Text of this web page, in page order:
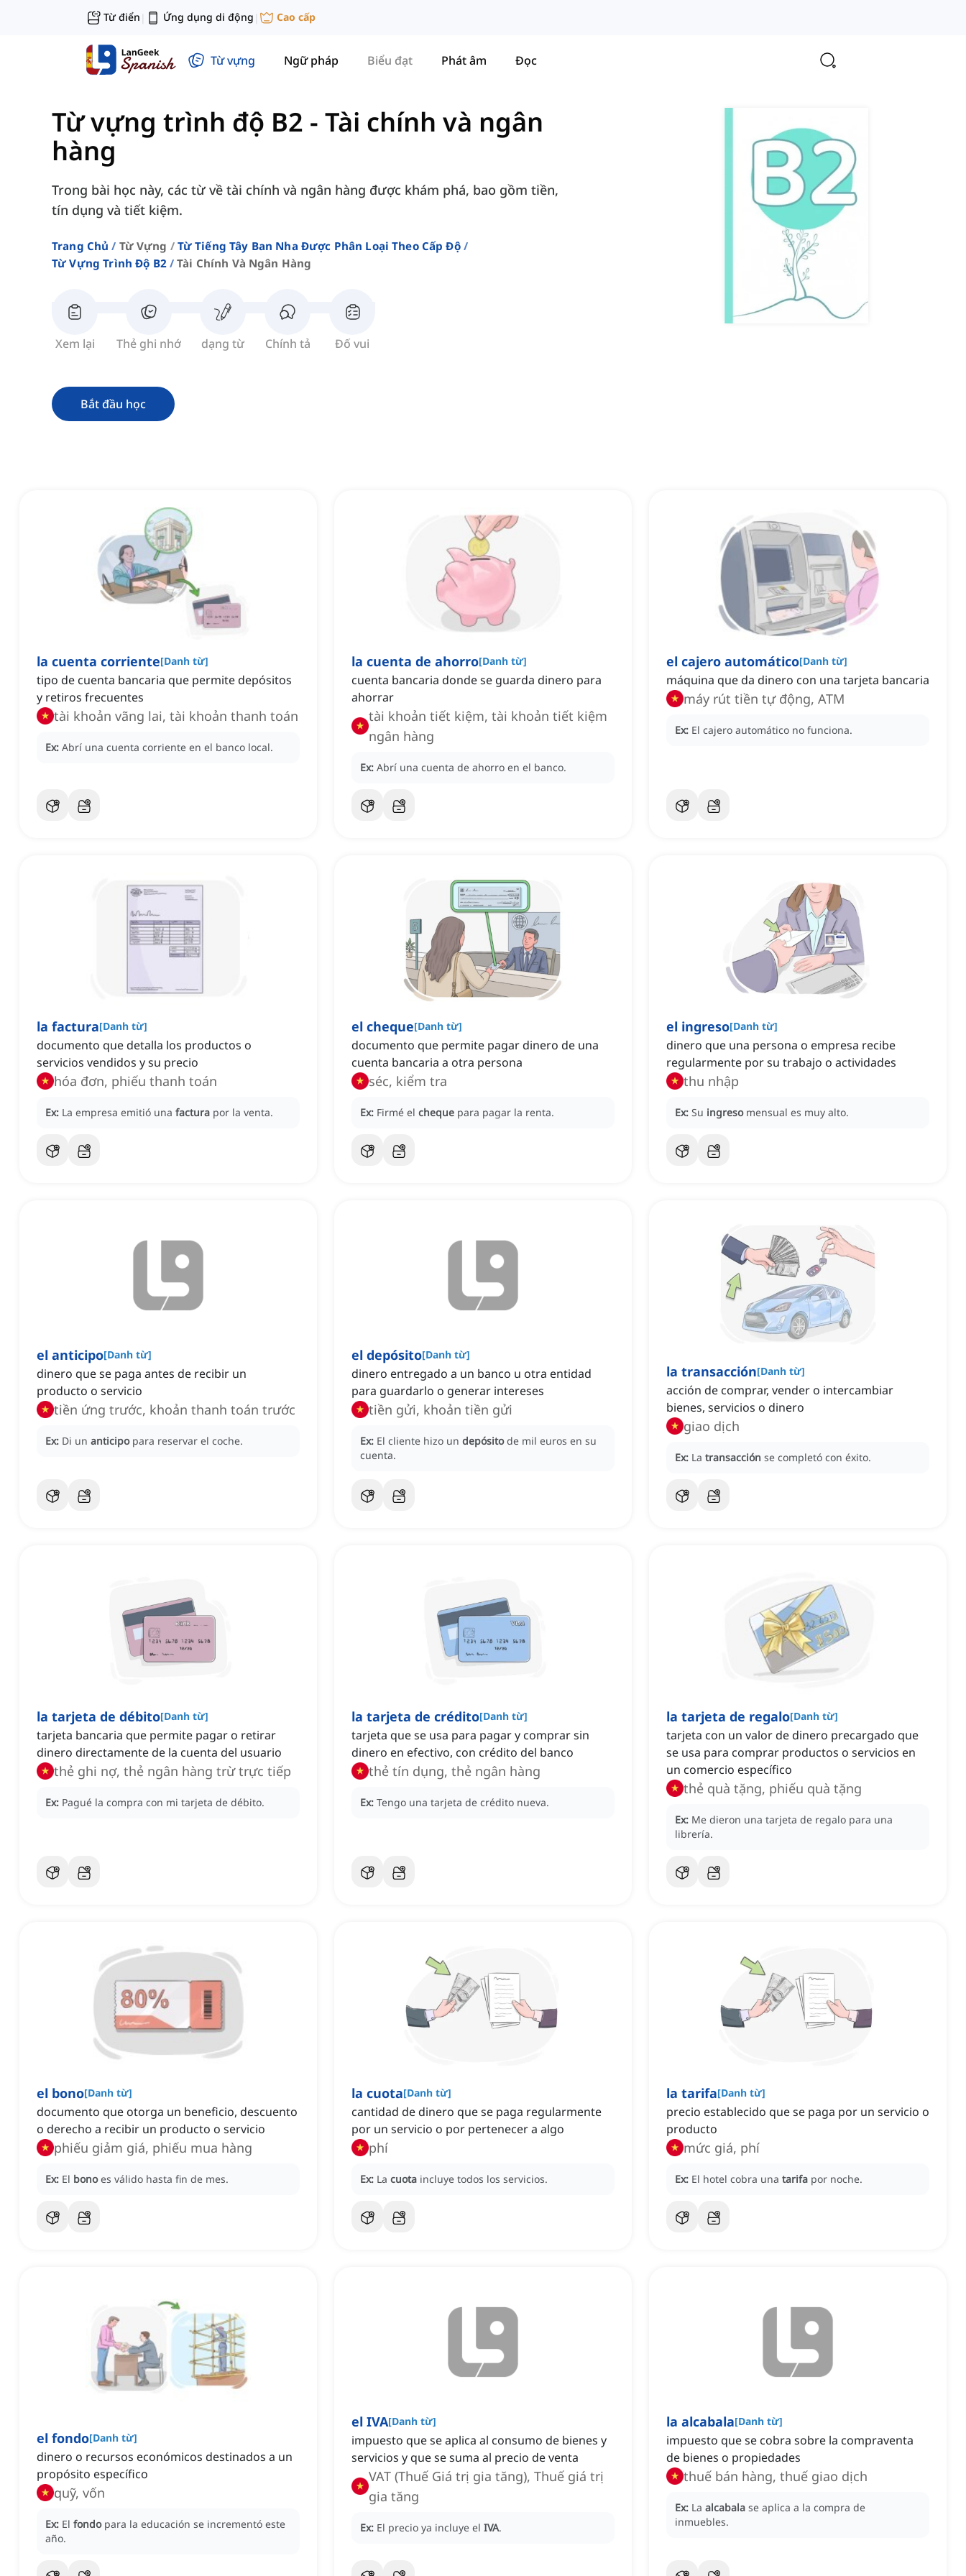
Từ điển | Ứng dụng di động | Cao cấp
Từ vựng Ngữ pháp Biểu đạt Phát âm Đọc
Từ vựng trình độ B2 - Tài chính và ngân
hàng
Trong bài học này, các từ về tài chính và ngân hàng được khám phá, bao gồm tiền,
tín dụng và tiết kiệm.
Trang Chủ Từ Vựng
Từ Tiếng Tây Ban Nha Được Phân Loại Theo Cấp Độ
Từ Vựng Trình Độ B2
Tài Chính Và Ngân Hàng
Xem lại Thẻ ghi nhớ dạng từ Chính tả Đố vui
Bắt đầu học
la cuenta corriente[Danh từ]
tipo de cuenta bancaria que permite depósitos
y retiros frecuentes
tài khoản vãng lai, tài khoản thanh toán
Ex: Abrí una cuenta corriente en el banco local.
la cuenta de ahorro[Danh từ]
cuenta bancaria donde se guarda dinero para
ahorrar
tài khoản tiết kiệm, tài khoản tiết kiệm
ngân hàng
Ex: Abrí una cuenta de ahorro en el banco.
el cajero automático[Danh từ]
máquina que da dinero con una tarjeta bancaria
máy rút tiền tự động, ATM
Ex: El cajero automático no funciona.
la factura[Danh từ]
documento que detalla los productos o
servicios vendidos y su precio
hóa đơn, phiếu thanh toán
Ex: La empresa emitió una factura por la venta.
el cheque[Danh từ]
documento que permite pagar dinero de una
cuenta bancaria a otra persona
séc, kiểm tra
Ex: Firmé el cheque para pagar la renta.
el ingreso[Danh từ]
dinero que una persona o empresa recibe
regularmente por su trabajo o actividades
thu nhập
Ex: Su ingreso mensual es muy alto.
el anticipo[Danh từ]
dinero que se paga antes de recibir un
producto o servicio
tiền ứng trước, khoản thanh toán trước
Ex: Di un anticipo para reservar el coche.
el depósito[Danh từ]
dinero entregado a un banco u otra entidad
para guardarlo o generar intereses
tiền gửi, khoản tiền gửi
Ex: El cliente hizo un depósito de mil euros en su
cuenta.
la transacción[Danh từ]
acción de comprar, vender o intercambiar
bienes, servicios o dinero
giao dịch
Ex: La transacción se completó con éxito.
la tarjeta de débito[Danh từ]
tarjeta bancaria que permite pagar o retirar
dinero directamente de la cuenta del usuario
thẻ ghi nợ, thẻ ngân hàng trừ trực tiếp
Ex: Pagué la compra con mi tarjeta de débito.
la tarjeta de crédito[Danh từ]
tarjeta que se usa para pagar y comprar sin
dinero en efectivo, con crédito del banco
thẻ tín dụng, thẻ ngân hàng
Ex: Tengo una tarjeta de crédito nueva.
la tarjeta de regalo[Danh từ]
tarjeta con un valor de dinero precargado que
se usa para comprar productos o servicios en
un comercio específico
thẻ quà tặng, phiếu quà tặng
Ex: Me dieron una tarjeta de regalo para una
librería.
el bono[Danh từ]
documento que otorga un beneficio, descuento
o derecho a recibir un producto o servicio
phiếu giảm giá, phiếu mua hàng
Ex: El bono es válido hasta fin de mes.
la cuota[Danh từ]
cantidad de dinero que se paga regularmente
por un servicio o por pertenecer a algo
phí
Ex: La cuota incluye todos los servicios.
la tarifa[Danh từ]
precio establecido que se paga por un servicio o
producto
mức giá, phí
Ex: El hotel cobra una tarifa por noche.
el fondo[Danh từ]
dinero o recursos económicos destinados a un
propósito específico
quỹ, vốn
Ex: El fondo para la educación se incrementó este
año.
el IVA[Danh từ]
impuesto que se aplica al consumo de bienes y
servicios y que se suma al precio de venta
VAT (Thuế Giá trị gia tăng), Thuế giá trị
gia tăng
Ex: El precio ya incluye el IVA.
la alcabala[Danh từ]
impuesto que se cobra sobre la compraventa
de bienes o propiedades
thuế bán hàng, thuế giao dịch
Ex: La alcabala se aplica a la compra de
inmuebles.